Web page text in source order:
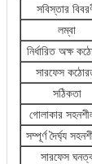
সবিস্তার
লম্বা
নির্ধারিত অক্ষ
সারফেস
সঠিকতা
গোলাকার
সম্পূর্ণ দৈর্ঘ্য
সারফেস